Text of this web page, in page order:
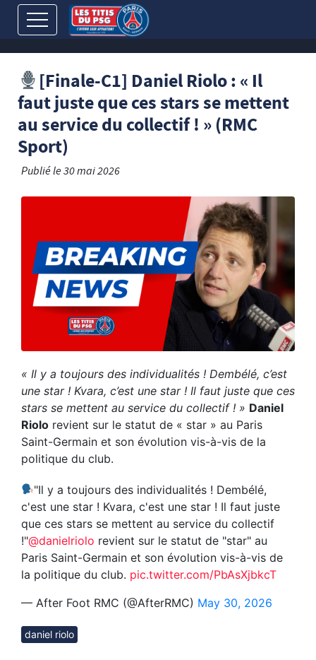
[Finale-C1] Daniel Riolo : « Il
faut juste que ces stars se mettent
au service du collectif ! » (RMC
Sport)
Publié le30 mai 2026
« Il y a toujours des individualités ! Dembélé, c’est
une star ! Kvara, c’est une star ! Il faut juste que ces
stars se mettent au service du collectif ! » Daniel
Riolo revient sur le statut de « star » au Paris
Saint-Germain et son évolution vis-à-vis de la
politique du club.
"Il y a toujours des individualités ! Dembélé,
c'est une star ! Kvara, c'est une star ! Il faut juste
que ces stars se mettent au service du collectif
!"@danielriolo revient sur le statut de "star" au
Paris Saint-Germain et son évolution vis-à-vis de
la politique du club. pic.twitter.com/PbAsXjbkcT
— After Foot RMC (@AfterRMC) May 30, 2026
daniel riolo